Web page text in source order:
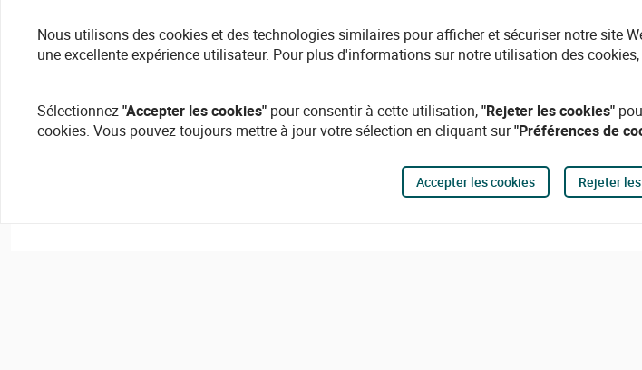
Nous utilisons des cookies et des technologies similaires pour afficher et sécuriser notre site
une excellente expérience utilisateur. Pour plus d'informations sur notre utilisation des
Sélectionnez"Accepter les cookies" pour consentir à cette utilisation,"Rejeter les cookies"
cookies. Vous pouvez toujours mettre à jour votre sélection en cliquant sur"Préférences de
Accepter les cookies Rejeter